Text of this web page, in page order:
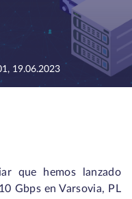
19.06.2023
que hemos lanzado
Gbps en Varsovia, PL